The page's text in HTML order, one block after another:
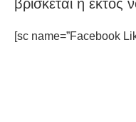
βρίσκεται η
[sc name=”Facebook